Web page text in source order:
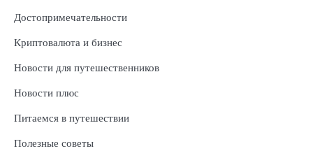
Достопримечательности
Криптовалюта и бизнес
Новости для путешественников
Новости плюс
Питаемся в путешествии
Полезные советы